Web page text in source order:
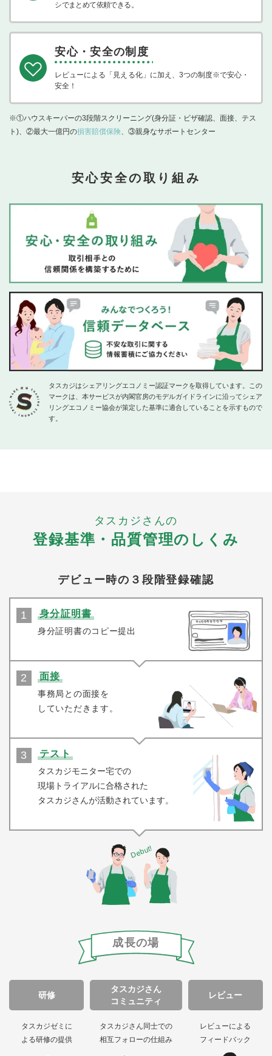
シでまとめて依頼できる。
安心・安全の制度
レビューによる「見える化」に加え、3つの制度※で安心・
安全！
※①ハウスキーパーの3段階スクリーニング(身分証・ビザ確認、面接、テス
ト)、②最大一億円の損害賠償保険、③親身なサポートセンター
安心安全の取り組み
タスカジはシェアリングエコノミー認証マークを取得しています。この
マークは、本サービスが内閣官房のモデルガイドラインに沿ってシェア
リングエコノミー協会が策定した基準に適合していることを示すもので
す。
タスカジさんの
登録基準・品質管理のしくみ
デビュー時の３段階登録確認
身分証明書
身分証明書のコピー提出
面接
事務局との面接を
していただきます。
テスト
タスカジモニター宅での
現場トライアルに合格された
タスカジさんが活動されています。
Debut!
成長の場
研修
タスカジゼミに
よる研修の提供
タスカジさん
コミュニティ
タスカジさん同士での
相互フォローの仕組み
レビュー
レビューによる
フィードバック